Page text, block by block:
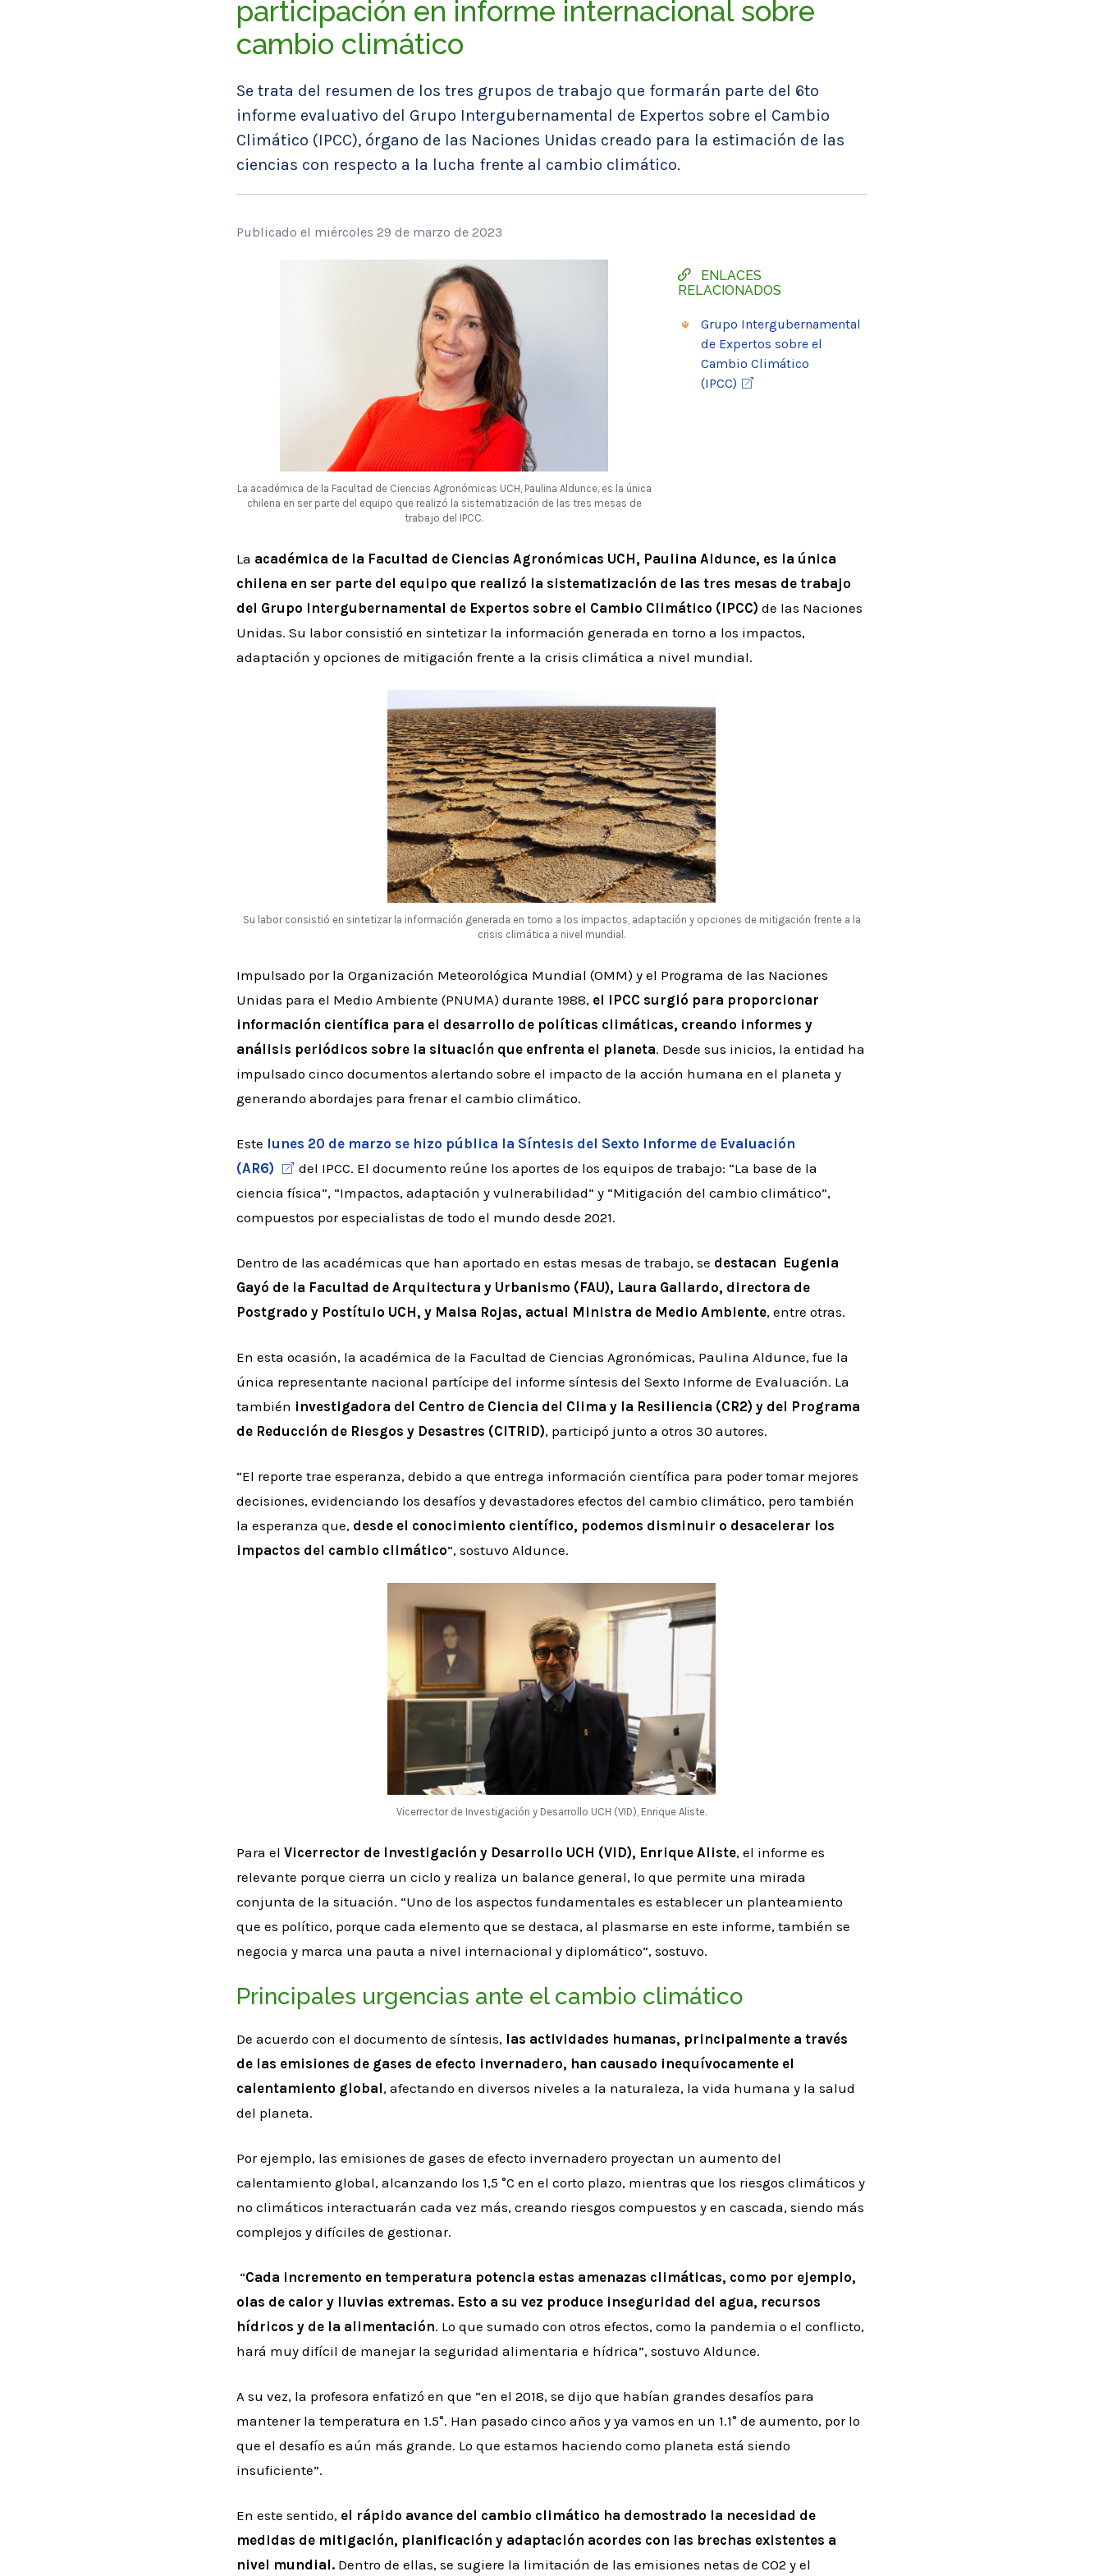
participación en informe internacional sobre
cambio climático
Se trata del resumen de los tres grupos de trabajo que formarán parte del 6to
informe evaluativo del Grupo Intergubernamental de Expertos sobre el Cambio
Climático (IPCC), órgano de las Naciones Unidas creado para la estimación de las
ciencias con respecto a la lucha frente al cambio climático.
Publicado el miércoles 29 de marzo de 2023
ENLACES
RELACIONADOS
Grupo Intergubernamental
de Expertos sobre el
Cambio Climático
(IPCC)
La académica de la Facultad de Ciencias Agronómicas UCH, Paulina Aldunce, es la única
chilena en ser parte del equipo que realizó la sistematización de las tres mesas de
trabajo del IPCC.
La académica de la Facultad de Ciencias Agronómicas UCH, Paulina Aldunce, es la única
chilena en ser parte del equipo que realizó la sistematización de las tres mesas de trabajo
del Grupo Intergubernamental de Expertos sobre el Cambio Climático (IPCC) de las Naciones
Unidas. Su labor consistió en sintetizar la información generada en torno a los impactos,
adaptación y opciones de mitigación frente a la crisis climática a nivel mundial.
Su labor consistió en sintetizar la información generada en torno a los impactos, adaptación y opciones de mitigación frente a la
crisis climática a nivel mundial.
Impulsado por la Organización Meteorológica Mundial (OMM) y el Programa de las Naciones
Unidas para el Medio Ambiente (PNUMA) durante 1988, el IPCC surgió para proporcionar
información científica para el desarrollo de políticas climáticas, creando informes y
análisis periódicos sobre la situación que enfrenta el planeta. Desde sus inicios, la entidad ha
impulsado cinco documentos alertando sobre el impacto de la acción humana en el planeta y
generando abordajes para frenar el cambio climático.
Este lunes 20 de marzo se hizo pública la Síntesis del Sexto Informe de Evaluación
(AR6)
del IPCC. El documento reúne los aportes de los equipos de trabajo: “La base de la
ciencia física”, “Impactos, adaptación y vulnerabilidad” y “Mitigación del cambio climático”,
compuestos por especialistas de todo el mundo desde 2021.
Dentro de las académicas que han aportado en estas mesas de trabajo, se destacan Eugenia
Gayó de la Facultad de Arquitectura y Urbanismo (FAU), Laura Gallardo, directora de
Postgrado y Postítulo UCH, y Maisa Rojas, actual Ministra de Medio Ambiente, entre otras.
En esta ocasión, la académica de la Facultad de Ciencias Agronómicas, Paulina Aldunce, fue la
única representante nacional partícipe del informe síntesis del Sexto Informe de Evaluación. La
también investigadora del Centro de Ciencia del Clima y la Resiliencia (CR2) y del Programa
de Reducción de Riesgos y Desastres (CITRID), participó junto a otros 30 autores.
“El reporte trae esperanza, debido a que entrega información científica para poder tomar mejores
decisiones, evidenciando los desafíos y devastadores efectos del cambio climático, pero también
la esperanza que, desde el conocimiento científico, podemos disminuir o desacelerar los
impactos del cambio climático”, sostuvo Aldunce.
Vicerrector de Investigación y Desarrollo UCH (VID), Enrique Aliste.
Para el Vicerrector de Investigación y Desarrollo UCH (VID), Enrique Aliste, el informe es
relevante porque cierra un ciclo y realiza un balance general, lo que permite una mirada
conjunta de la situación. “Uno de los aspectos fundamentales es establecer un planteamiento
que es político, porque cada elemento que se destaca, al plasmarse en este informe, también se
negocia y marca una pauta a nivel internacional y diplomático”, sostuvo.
Principales urgencias ante el cambio climático
De acuerdo con el documento de síntesis, las actividades humanas, principalmente a través
de las emisiones de gases de efecto invernadero, han causado inequívocamente el
calentamiento global, afectando en diversos niveles a la naturaleza, la vida humana y la salud
del planeta.
Por ejemplo, las emisiones de gases de efecto invernadero proyectan un aumento del
calentamiento global, alcanzando los 1,5 °C en el corto plazo, mientras que los riesgos climáticos y
no climáticos interactuarán cada vez más, creando riesgos compuestos y en cascada, siendo más
complejos y difíciles de gestionar.
“Cada incremento en temperatura potencia estas amenazas climáticas, como por ejemplo,
olas de calor y lluvias extremas. Esto a su vez produce inseguridad del agua, recursos
hídricos y de la alimentación. Lo que sumado con otros efectos, como la pandemia o el conflicto,
hará muy difícil de manejar la seguridad alimentaria e hídrica”, sostuvo Aldunce.
A su vez, la profesora enfatizó en que “en el 2018, se dijo que habían grandes desafíos para
mantener la temperatura en 1.5°. Han pasado cinco años y ya vamos en un 1.1° de aumento, por lo
que el desafío es aún más grande. Lo que estamos haciendo como planeta está siendo
insuficiente”.
En este sentido, el rápido avance del cambio climático ha demostrado la necesidad de
medidas de mitigación, planificación y adaptación acordes con las brechas existentes a
nivel mundial. Dentro de ellas, se sugiere la limitación de las emisiones netas de CO2 y el